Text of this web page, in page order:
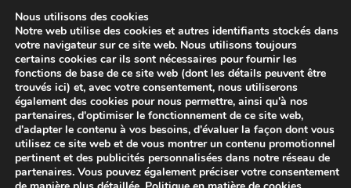
Enregistrer mon nom, mon e-mail et mon site
dans le navigateur pour mon prochain
commentaire.
Nous utilisons des cookies
Notre web utilise des cookies et autres identifiants stockés dans
votre navigateur sur ce site web. Nous utilisons toujours
certains cookies car ils sont nécessaires pour fournir les
fonctions de base de ce site web (dont les détails peuvent être
trouvés ici) et, avec votre consentement, nous utiliserons
également des cookies pour nous permettre, ainsi qu'à nos
partenaires, d'optimiser le fonctionnement de ce site web,
d'adapter le contenu à vos besoins, d'évaluer la façon dont vous
utilisez ce site web et de vous montrer un contenu promotionnel
pertinent et des publicités personnalisées dans notre réseau de
partenaires. Vous pouvez également préciser votre consentement